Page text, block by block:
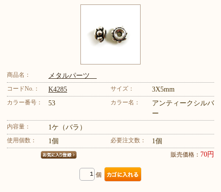
商品名： メタルパーツ
コードNo.： K4285 サイズ： 3X5mm
カラー番号： 53 カラー名：
アンティークシルバ
ー
内容量： 1ケ（バラ）
使用個数： 1個 必要注文数： 1個
販売価格： 70円
個